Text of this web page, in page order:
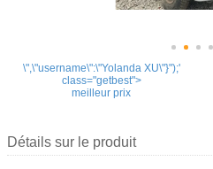
\",\"username\":\"Yolanda XU\"}");'
class="getbest">
meilleur prix
Détails sur le produit